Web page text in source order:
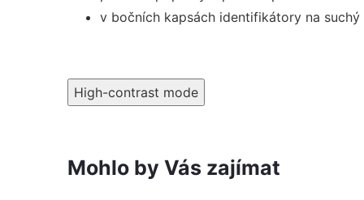
v bočních kapsách identifikátory na suchý
High-contrast mode
Mohlo by Vás zajímat